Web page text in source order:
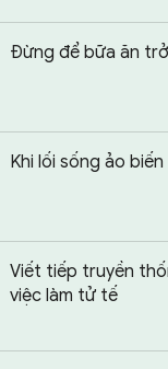
Đừng để bữa ăn
Khi lối sống ảo
Viết tiếp truyền
việc làm tử tế